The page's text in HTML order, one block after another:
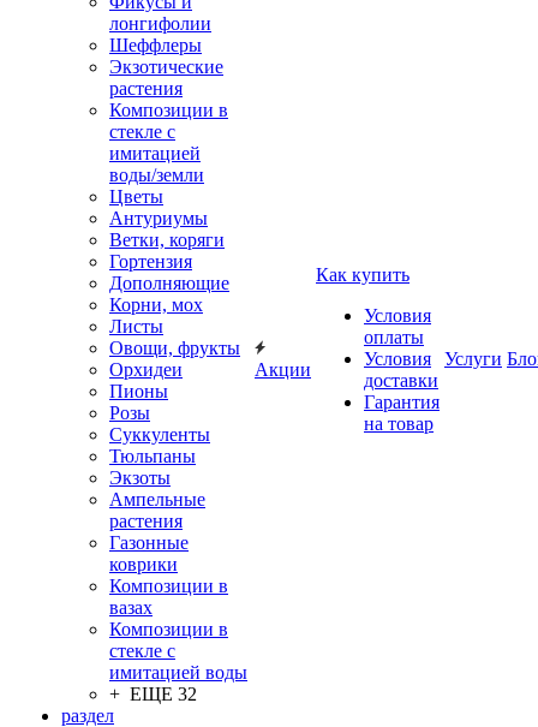
лонгифолии
Шеффлеры
Экзотические
растения
Композиции в
стекле с
имитацией
воды/земли
Цветы
Антуриумы
Ветки, коряги
Гортензия
Дополняющие
Корни, мох
Листы
Овощи, фрукты
Орхидеи
Пионы
Розы
Суккуленты
Тюльпаны
Экзоты
Ампельные
растения
Газонные
коврики
Композиции в
вазах
Композиции в
стекле с
имитацией воды
+ ЕЩЕ 32
раздел
Акции
Как купить
Условия
оплаты
Условия
доставки
Гарантия
на товар
Услуги